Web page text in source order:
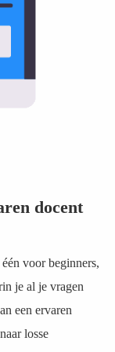
docent
voor beginners,
je al je vragen
een ervaren
losse